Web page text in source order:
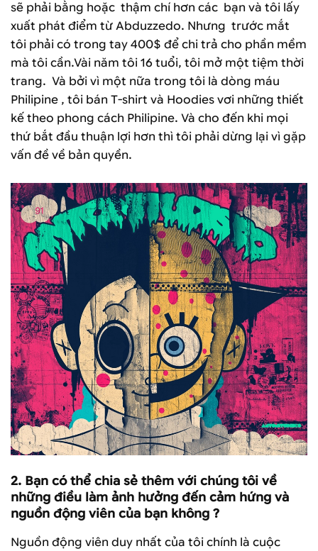
sẽ phải bằng hoặc thậm chí hơn các bạn và tôi lấy
xuất phát điểm từ Abduzzedo. Nhưng trước mắt
tôi phải có trong tay 400$ để chi trả cho phần mềm
mà tôi cần.Vài năm tôi 16 tuổi, tôi mở một tiệm thời
trang. Và bởi vì một nữa trong tôi là dòng máu
Philipine , tôi bán T-shirt và Hoodies vơi những thiết
kế theo phong cách Philipine. Và cho đến khi mọi
thứ bắt đầu thuận lợi hơn thì tôi phải dừng lại vì gặp
vấn đề về bản quyền.
2. Bạn có thể chia sẻ thêm với chúng tôi về
những điều làm ảnh hưởng đến cảm hứng và
nguồn động viên của bạn không ?
Nguồn động viên duy nhất của tôi chính là cuộc